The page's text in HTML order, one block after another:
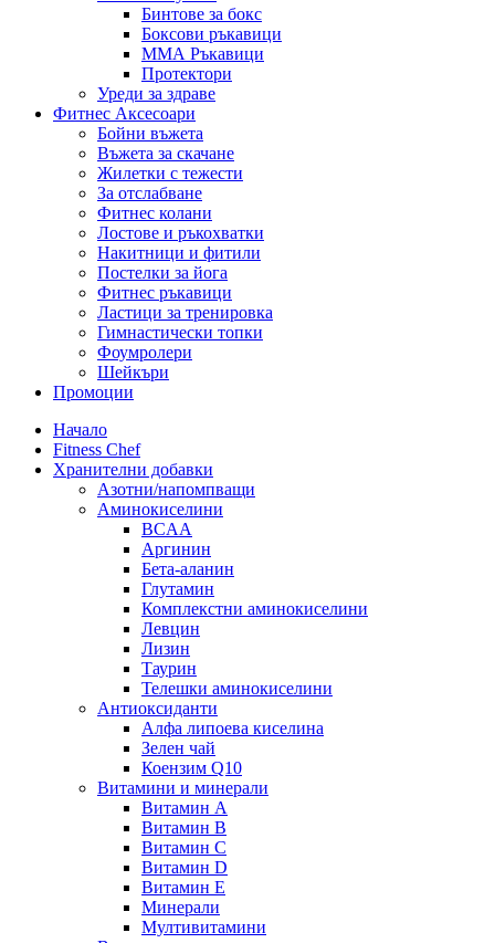
Бинтове за бокс
Боксови ръкавици
ММА Ръкавици
Протектори
Уреди за здраве
Фитнес Аксесоари
Бойни въжета
Въжета за скачане
Жилетки с тежести
За отслабване
Фитнес колани
Лостове и ръкохватки
Накитници и фитили
Постелки за йога
Фитнес ръкавици
Ластици за тренировка
Гимнастически топки
Фоумролери
Шейкъри
Промоции
Начало
Fitness Chef
Хранителни добавки
Азотни/напомпващи
Аминокиселини
BCAA
Аргинин
Бета-аланин
Глутамин
Комплекстни аминокиселини
Левцин
Лизин
Таурин
Телешки аминокиселини
Антиоксиданти
Алфа липоева киселина
Зелен чай
Коензим Q10
Витамини и минерали
Витамин А
Витамин B
Витамин C
Витамин D
Витамин E
Минерали
Мултивитамини